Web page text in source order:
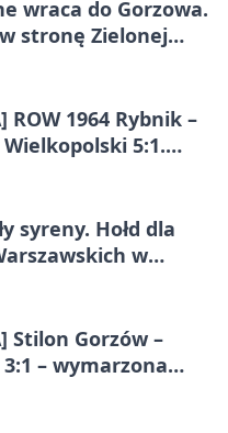
wraca do Gorzowa.
stronę Zielonej
ROW 1964 Rybnik –
5:1.
III)
syreny. Hołd dla
w
Stilon Gorzów –
3:1 – wymarzona
III)